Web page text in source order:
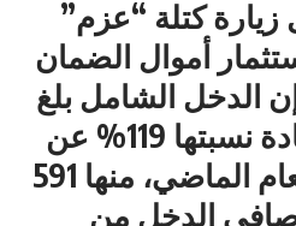
زيارة كتلة “عزم”
أموال الضمان
الدخل الشامل بلغ
1.1 مليار دينار، بزيادة نسبتها 119% عن
الفترة ذاتها من العام الماضي، منها 591
صافي الدخل من